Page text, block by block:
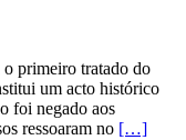
primeiro tratado do
um acto histórico
foi negado aos
ressoaram no […]